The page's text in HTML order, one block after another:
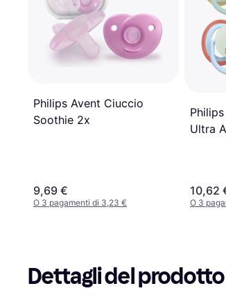
Philips Avent Ciuccio
Soothie 2x
9,69 €
O 3 pagamenti di 3,23 €
Ultra
10,62
O 3
Dettagli del prodotto